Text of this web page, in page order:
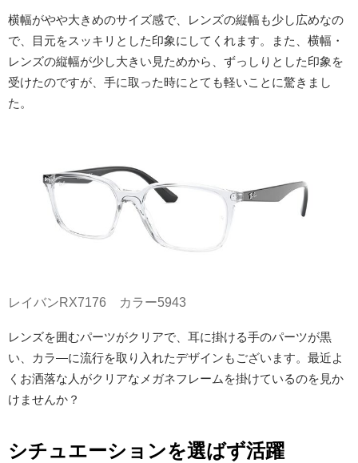
横幅がやや大きめのサイズ感で、レンズの縦幅も少し広めなの
で、目元をスッキリとした印象にしてくれます。また、横幅・
レンズの縦幅が少し大きい見ためから、ずっしりとした印象を
受けたのですが、手に取った時にとても軽いことに驚きまし
た。
レイバンRX7176 カラー5943
レンズを囲むパーツがクリアで、耳に掛ける手のパーツが黒
い、カラ―に流行を取り入れたデザインもございます。最近よ
くお洒落な人がクリアなメガネフレームを掛けているのを見か
けませんか？
シチュエーションを選ばず活躍